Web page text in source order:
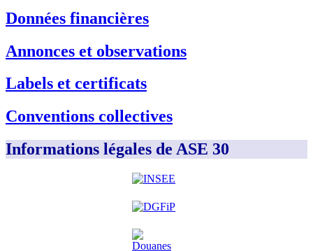
Données financières
Annonces et observations
Labels et certificats
Conventions collectives
Informations légales de ASE 30